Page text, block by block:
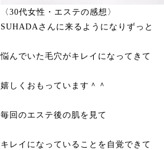
〈30代女性・エステの感想〉
SUHADAさんに来るようになりずっと
悩んでいた毛穴がキレイになってきて
嬉しくおもっています＾＾
毎回のエステ後の肌を見て
キレイになっていることを自覚できて